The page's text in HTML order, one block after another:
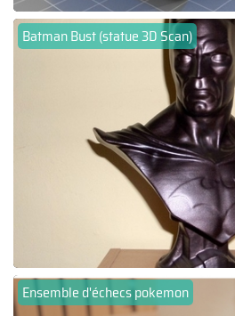
Batman Bust (statue 3D Scan)
Ensemble d'échecs pokemon